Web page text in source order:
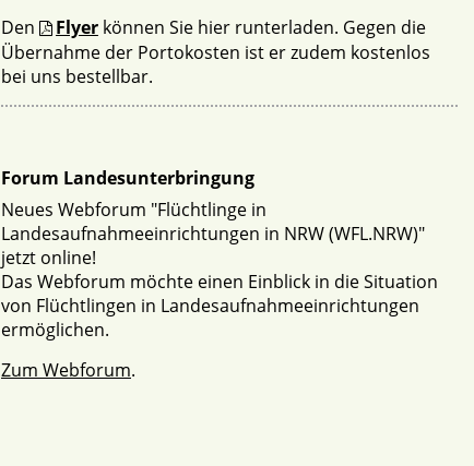
Den
Flyer können Sie hier runterladen. Gegen die
Übernahme der Portokosten ist er zudem kostenlos
bei uns bestellbar.
Forum Landesunterbringung
Neues Webforum "Flüchtlinge in
Landesaufnahmeeinrichtungen in NRW (WFL.NRW)"
jetzt online!
Das Webforum möchte einen Einblick in die Situation
von Flüchtlingen in Landesaufnahmeeinrichtungen
ermöglichen.
Zum Webforum.